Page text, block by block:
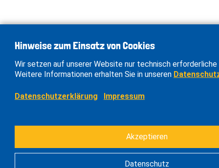
Hinweise zum Einsatz von Cookies
Wir setzen auf unserer Website nur technisch erforderliche
Weitere Informationen erhalten Sie in unseren
Datenschutzerklärung Impressum
Akzeptieren
Datenschutz